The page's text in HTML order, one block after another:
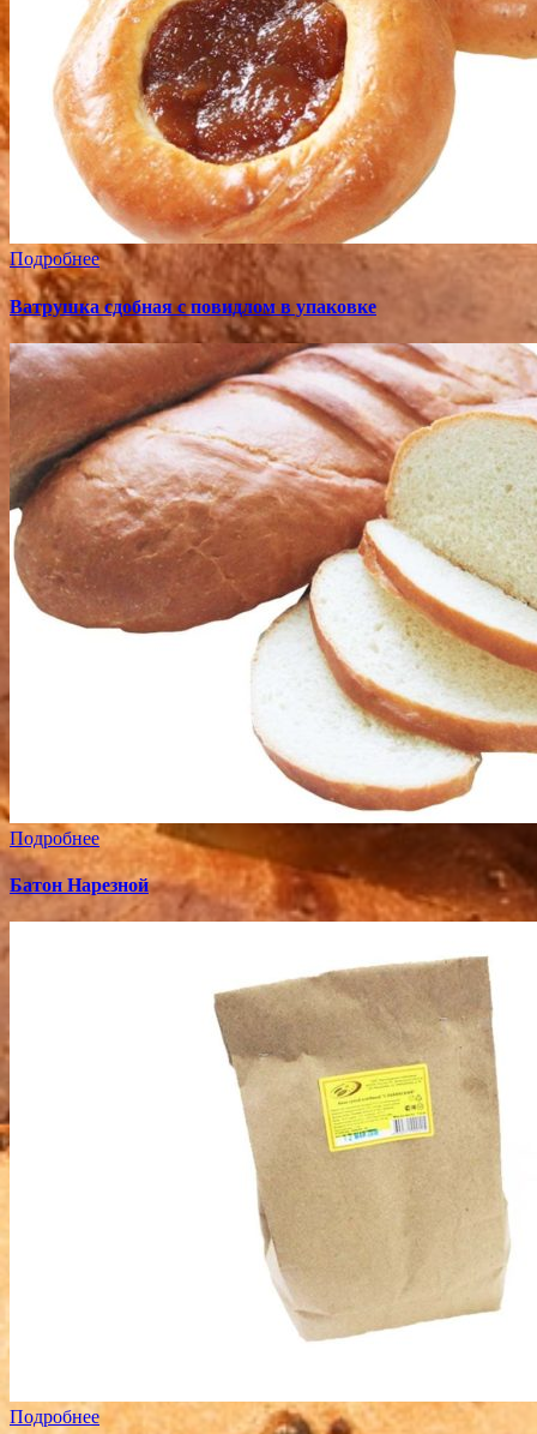
Подробнее
Ватрушка сдобная с повидлом в упаковке
Подробнее
Батон Нарезной
Подробнее